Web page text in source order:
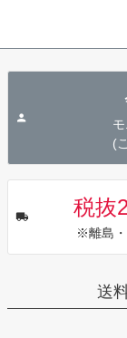
(
税抜
※離島・
送